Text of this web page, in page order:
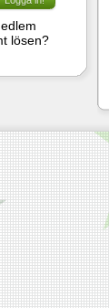
lösen?